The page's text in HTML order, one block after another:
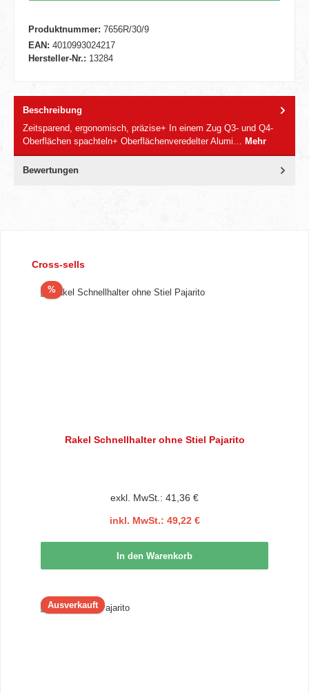
Produktnummer: 7656R/30/9
EAN: 4010993024217
Hersteller-Nr.: 13284
Beschreibung
Zeitsparend, ergonomisch, präzise+ In einem Zug Q3- und Q4-
Oberflächen spachteln+ Oberflächenveredelter Alumi… Mehr
Bewertungen
Produktgalerie überspringen
Cross-sells
%Rabatt
Rakel Schnellhalter ohne Stiel Pajarito
exkl. MwSt.: 41,36 €
inkl. MwSt.: 49,22 €
In den Warenkorb
Ausverkauft